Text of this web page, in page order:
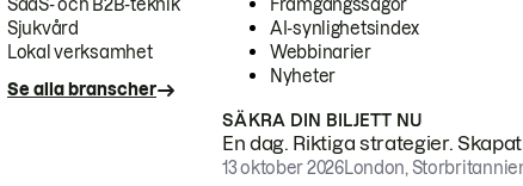
SaaS- och B2B-teknik
Sjukvård
Lokal verksamhet
Se alla branscher
Framgångssagor
AI-synlighetsindex
Webbinarier
Nyheter
SÄKRA DIN BILJETT NU
En dag. Riktiga strategier.
13 oktober 2026London,